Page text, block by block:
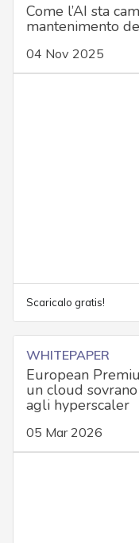
Come l’AI sta
mantenimento
04 Nov 2025
Scaricalo gratis!
WHITEPAPER
European
un cloud
agli hyperscaler
05 Mar 2026